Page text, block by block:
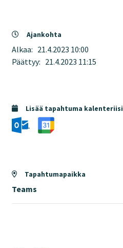
Ajankohta
Alkaa: 21.4.2023 10:00
Päättyy: 21.4.2023 11:15
Lisää tapahtuma kalenteriisi
Tapahtumapaikka
Teams